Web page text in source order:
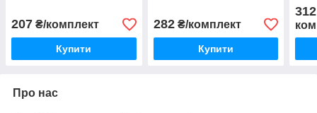
207 ₴/комплект
Купити
282₴/комплект
Купити
Про нас